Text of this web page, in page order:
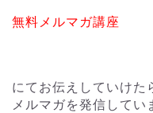
無料メルマガ講座
にてお伝えしていけた
メルマガを発信してい